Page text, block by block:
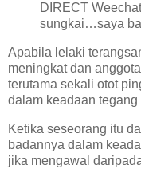
DIRECT
sungkai…saya
Apabila lelaki
meningkat dan
terutama sekali otot
dalam keadaan
Ketika seseorang itu
badannya dalam
jika mengawal